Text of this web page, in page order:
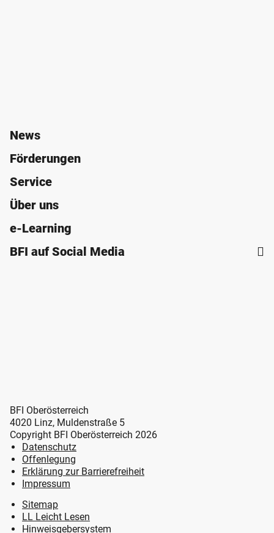
News
Förderungen
Service
Über uns
e-Learning
BFI auf Social Media
BFI Oberösterreich
4020 Linz, Muldenstraße 5
Copyright BFI Oberösterreich 2026
Datenschutz
Offenlegung
Erklärung zur Barrierefreiheit
Impressum
Sitemap
LL Leicht Lesen
Hinweisgebersystem